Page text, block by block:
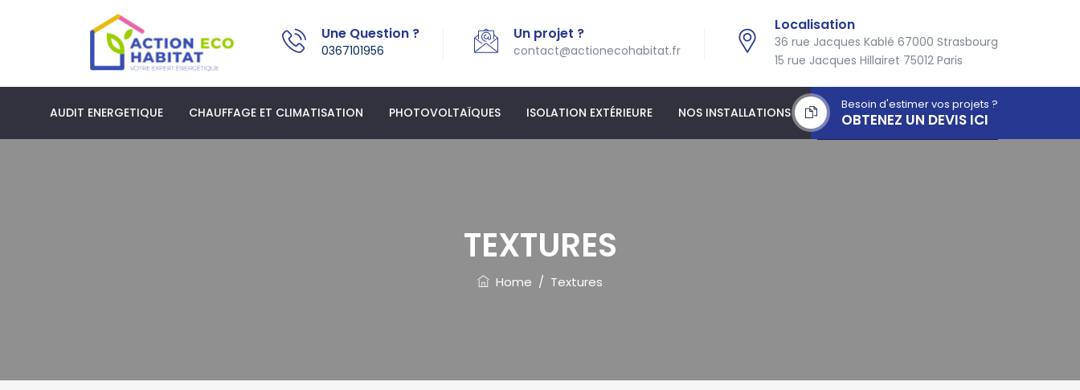
Une Question ?
0367101956
Un projet ?
contact@actionecohabitat.fr
Localisation
36 rue Jacques Kablé 67000 Strasbourg
15 rue Jacques Hillairet 75012 Paris
AUDIT ENERGETIQUE CHAUFFAGE ET CLIMATISATION PHOTOVOLTAÏQUES ISOLATION EXTÉRIEURE NOS INSTALLATIONS
Besoin d'estimer vos projets ?
OBTENEZ UN DEVIS ICI
TEXTURES
Home / Textures